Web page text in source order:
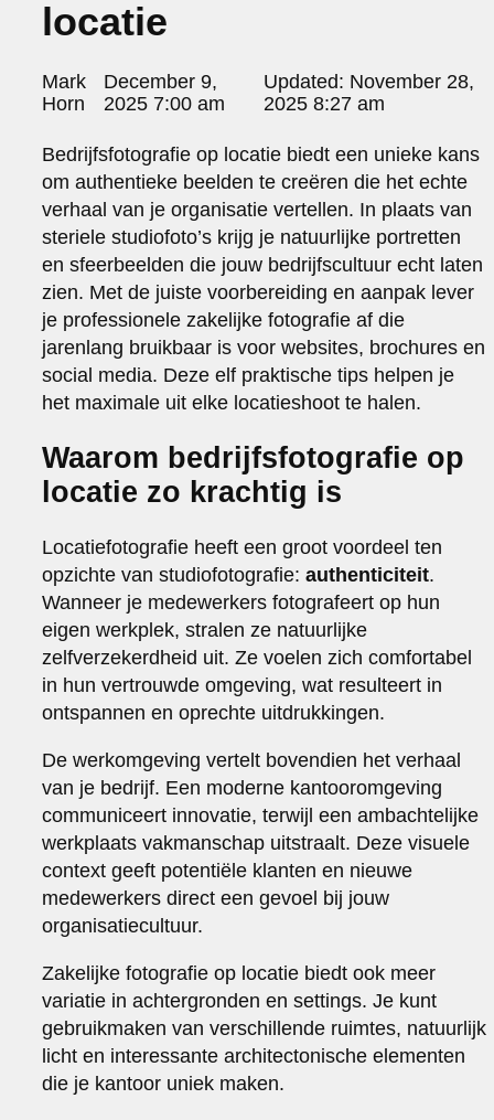
portraits 2
portraits 3
sanoma view 2014 – annual report
het zuiderlicht
thomas van luyn
various
parool christmas special
editorial
travel
commercial
fashion
contact
info@markhorn.nl
+31650600601
locatie
Posted
by:
Mark
Horn
December 9,
2025 7:00 am
Updated: November 28,
2025 8:27 am
Bedrijfsfotografie op locatie biedt een unieke kans
om authentieke beelden te creëren die het echte
verhaal van je organisatie vertellen. In plaats van
steriele studiofoto’s krijg je natuurlijke portretten
en sfeerbeelden die jouw bedrijfscultuur echt laten
zien. Met de juiste voorbereiding en aanpak lever
je professionele zakelijke fotografie af die
jarenlang bruikbaar is voor websites, brochures en
social media. Deze elf praktische tips helpen je
het maximale uit elke locatieshoot te halen.
Waarom bedrijfsfotografie op
locatie zo krachtig is
Locatiefotografie heeft een groot voordeel ten
opzichte van studiofotografie:authenticiteit.
Wanneer je medewerkers fotografeert op hun
eigen werkplek, stralen ze natuurlijke
zelfverzekerdheid uit. Ze voelen zich comfortabel
in hun vertrouwde omgeving, wat resulteert in
ontspannen en oprechte uitdrukkingen.
De werkomgeving vertelt bovendien het verhaal
van je bedrijf. Een moderne kantooromgeving
communiceert innovatie, terwijl een ambachtelijke
werkplaats vakmanschap uitstraalt. Deze visuele
context geeft potentiële klanten en nieuwe
medewerkers direct een gevoel bij jouw
organisatiecultuur.
Zakelijke fotografie op locatie biedt ook meer
variatie in achtergronden en settings. Je kunt
gebruikmaken van verschillende ruimtes, natuurlijk
licht en interessante architectonische elementen
die je kantoor uniek maken.